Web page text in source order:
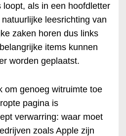
als in een hoofdletter
leesrichting van
zaken horen dus links
items kunnen
worden geplaatst.
om genoeg witruimte toe
pagina is
verwarring: waar moet
zoals Apple zijn